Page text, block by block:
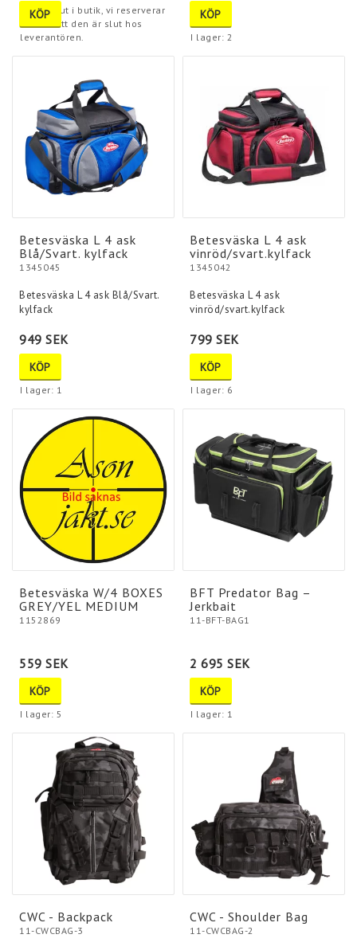
Tyvärr slut i butik, vi reserverar
oss för att den är slut hos
leverantören.
KÖP
I lager: 2
KÖP
Betesväska L 4 ask
Blå/Svart. kylfack
1345045
Betesväska L 4 ask Blå/Svart.
kylfack
949 SEK
I lager: 1
KÖP
Betesväska L 4 ask
vinröd/svart.kylfack
1345042
Betesväska L 4 ask
vinröd/svart.kylfack
799 SEK
I lager: 6
KÖP
Betesväska W/4 BOXES
GREY/YEL MEDIUM
1152869
559 SEK
I lager: 5
KÖP
BFT Predator Bag –
Jerkbait
11-BFT-BAG1
2 695 SEK
I lager: 1
KÖP
CWC - Backpack
11-CWCBAG-3
CWC - Shoulder Bag
11-CWCBAG-2